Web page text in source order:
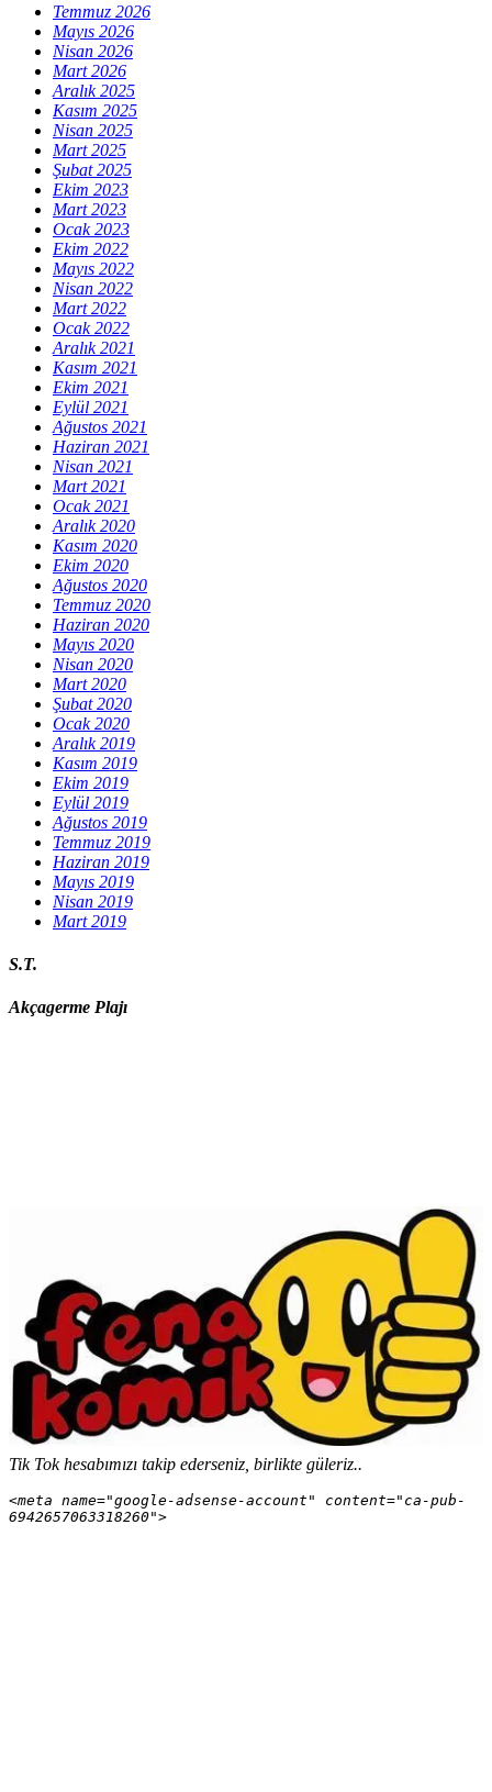
Temmuz 2026
Mayıs 2026
Nisan 2026
Mart 2026
Aralık 2025
Kasım 2025
Nisan 2025
Mart 2025
Şubat 2025
Ekim 2023
Mart 2023
Ocak 2023
Ekim 2022
Mayıs 2022
Nisan 2022
Mart 2022
Ocak 2022
Aralık 2021
Kasım 2021
Ekim 2021
Eylül 2021
Ağustos 2021
Haziran 2021
Nisan 2021
Mart 2021
Ocak 2021
Aralık 2020
Kasım 2020
Ekim 2020
Ağustos 2020
Temmuz 2020
Haziran 2020
Mayıs 2020
Nisan 2020
Mart 2020
Şubat 2020
Ocak 2020
Aralık 2019
Kasım 2019
Ekim 2019
Eylül 2019
Ağustos 2019
Temmuz 2019
Haziran 2019
Mayıs 2019
Nisan 2019
Mart 2019
S.T.
Akçagerme Plajı
Tik Tok hesabımızı takip ederseniz, birlikte güleriz..
<meta name="google-adsense-account" content="ca-pub-
6942657063318260">